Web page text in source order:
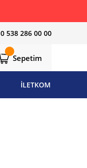
0 538 286 00 00
Sepetim
İLETKOM